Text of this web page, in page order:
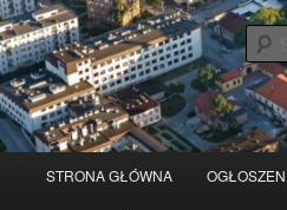
Przeskocz
do
tekstu
STRONA GŁÓWNA
Serwis wykorzystuje pliki Cookies